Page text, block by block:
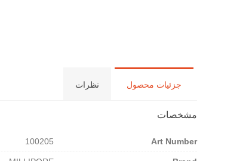
جزئیات محصول نظرات
مشخصات
Art Number
100205